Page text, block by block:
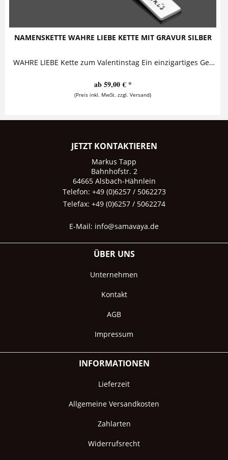
NAMENSKETTE WAHRE LIEBE KETTE MIT GRAVUR SILBER
WAHRE LIEBE Kette zum Valentinstag Ein einzigartiges Geschenk zum Valentinstag ist diese bezaubernde Kette mit Gravur. Sie besteht aus einem...
ab 59,00 € *
(Preis inkl. MwSt. zzgl. Versand)
JETZT KONTAKTIEREN
Markus Tapp
Bahnhofstr. 2
64665 Alsbach-Hähnlein
Telefon: +49 (0)6257 / 5062273
Telefax: +49 (0)6257 / 5062274
E-Mail: info@samavaya.de
ÜBER UNS
Unternehmen
Kontakt
AGB
Impressum
INFORMATIONEN
Lieferzeit
Allgemeine Versandkosten
Zahlarten
Widerrufsrecht